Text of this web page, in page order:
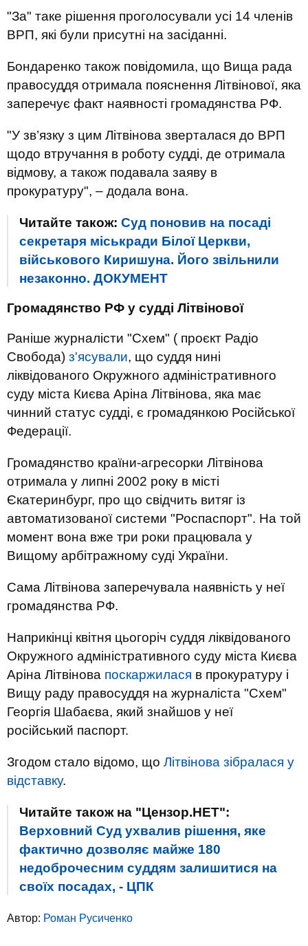
"За" таке рішення проголосували усі 14 членів
ВРП, які були присутні на засіданні.
Бондаренко також повідомила, що Вища рада
правосуддя отримала пояснення Літвінової, яка
заперечує факт наявності громадянства РФ.
"У зв’язку з цим Літвінова зверталася до ВРП
щодо втручання в роботу судді, де отримала
відмову, а також подавала заяву в
прокуратуру", – додала вона.
Читайте також: Суд поновив на посаді
секретаря міськради Білої Церкви,
військового Киришуна. Його звільнили
незаконно. ДОКУМЕНТ
Громадянство РФ у судді Літвінової
Раніше журналісти "Схем" ( проєкт Радіо
Свобода) з'ясували, що суддя нині
ліквідованого Окружного адміністративного
суду міста Києва Аріна Літвінова, яка має
чинний статус судді, є громадянкою Російської
Федерації.
Громадянство країни-агресорки Літвінова
отримала у липні 2002 року в місті
Єкатеринбург, про що свідчить витяг із
автоматизованої системи "Роспаспорт". На той
момент вона вже три роки працювала у
Вищому арбітражному суді України.
Сама Літвінова заперечувала наявність у неї
громадянства РФ.
Наприкінці квітня цьогоріч суддя ліквідованого
Окружного адміністративного суду міста Києва
Аріна Літвінова поскаржилася в прокуратуру і
Вищу раду правосуддя на журналіста "Схем"
Георгія Шабаєва, який знайшов у неї
російський паспорт.
Згодом стало відомо, що Літвінова зібралася у
відставку.
Читайте також на "Цензор.НЕТ":
Верховний Суд ухвалив рішення, яке
фактично дозволяє майже 180
недоброчесним суддям залишитися на
своїх посадах, - ЦПК
Автор: Роман Русиченко